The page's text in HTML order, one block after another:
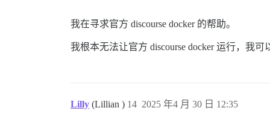
我在寻求官方 discourse docker 的帮助。
我根本无法让官方 discourse docker 运行，我
Lilly (Lillian ) 2025 年4 月 30 日 12:35
14